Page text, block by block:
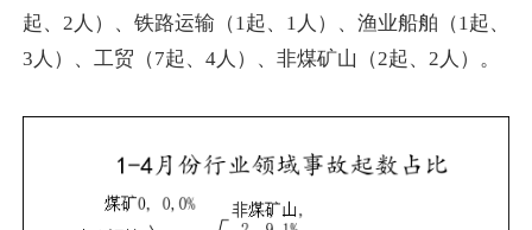
起、2人）、铁路运输（1起、1人）、渔业船舶（1起、
3人）、工贸（7起、4人）、非煤矿山（2起、2人）。